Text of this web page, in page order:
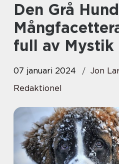
Den Grå Hund – En
full av Mystik
07 januari 2024
Jon
Redaktionel